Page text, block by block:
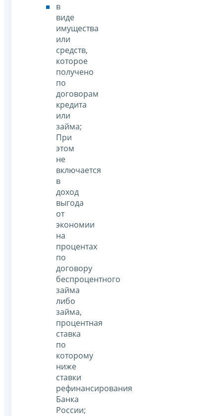
в
виде
имущества
или
средств,
которое
получено
по
договорам
кредита
или
займа;
При
этом
не
включается
в
доход
выгода
от
экономии
на
процентах
по
договору
беспроцентного
займа
либо
займа,
процентная
ставка
по
которому
ниже
ставки
рефинансирования
Банка
России;